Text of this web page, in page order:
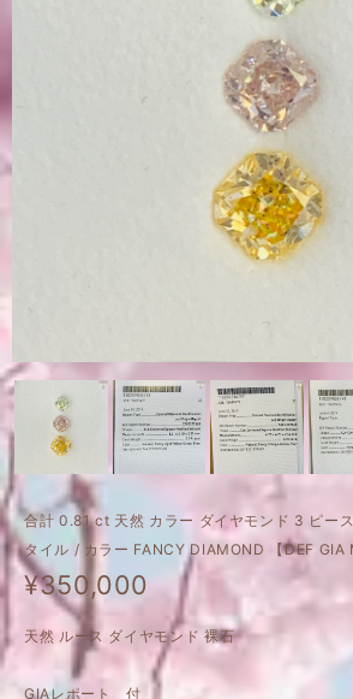
合計 0.81 ct 天然 カラー ダイヤモンド 3 ピー
タイル / カラー FANCY DIAMOND 【DEF GIA
¥350,000
天然 ルース ダイヤモンド 裸石
GIAレポート 付